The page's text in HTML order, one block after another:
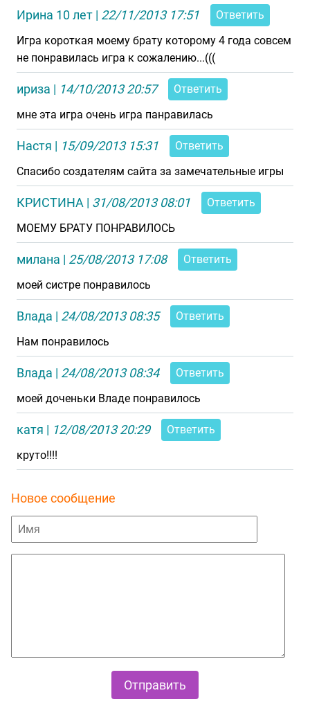
Ирина 10 лет | 22/11/2013 17:51
Ответить
Игра короткая моему брату которому 4 года совсем
не понравилась игра к сожалению...(((
ириза | 14/10/2013 20:57
Ответить
мне эта игра очень игра панравилась
Настя | 15/09/2013 15:31
Ответить
Спасибо создателям сайта за замечательные игры
КРИСТИНА | 31/08/2013 08:01
Ответить
МОЕМУ БРАТУ ПОНРАВИЛОСЬ
милана | 25/08/2013 17:08
Ответить
моей систре понравилось
Влада | 24/08/2013 08:35
Ответить
Нам понравилось
Влада | 24/08/2013 08:34
Ответить
моей доченьки Владе понравилось
катя | 12/08/2013 20:29
Ответить
круто!!!!
Новое сообщение